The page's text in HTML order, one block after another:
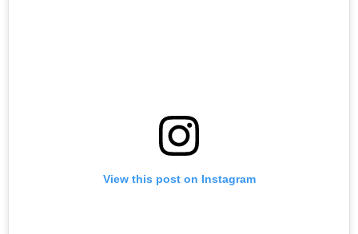
View this post on Instagram